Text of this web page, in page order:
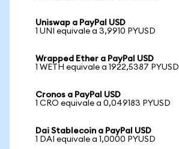
Uniswap a PayPal USD
1 UNI equivale a 3,9910 PYUSD
Wrapped Ether a PayPal USD
1 WETH equivale a 1922,5387 PYUSD
Cronos a PayPal USD
1 CRO equivale a 0,049183 PYUSD
Dai Stablecoin a PayPal USD
1 DAI equivale a 1,0000 PYUSD